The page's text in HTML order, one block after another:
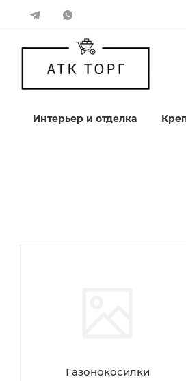
Интерьер и отделка
Газонокосилки